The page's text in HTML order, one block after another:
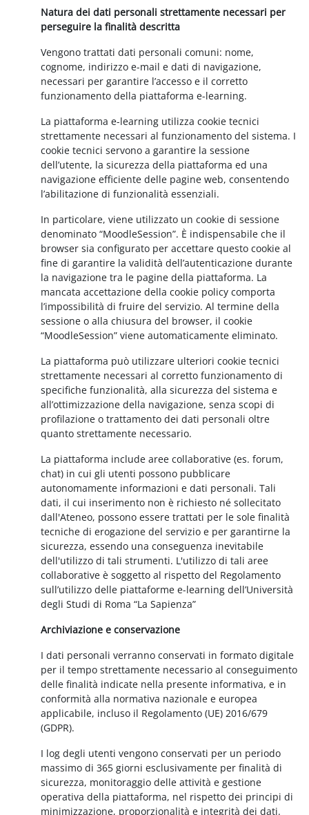
Natura dei dati personali strettamente necessari per
perseguire la finalità descritta
Vengono trattati dati personali comuni: nome,
cognome, indirizzo e-mail e dati di navigazione,
necessari per garantire l’accesso e il corretto
funzionamento della piattaforma e-learning.
La piattaforma e-learning utilizza cookie tecnici
strettamente necessari al funzionamento del sistema. I
cookie tecnici servono a garantire la sessione
dell’utente, la sicurezza della piattaforma ed una
navigazione efficiente delle pagine web, consentendo
l’abilitazione di funzionalità essenziali.
In particolare, viene utilizzato un cookie di sessione
denominato “MoodleSession”. È indispensabile che il
browser sia configurato per accettare questo cookie al
fine di garantire la validità dell’autenticazione durante
la navigazione tra le pagine della piattaforma. La
mancata accettazione della cookie policy comporta
l’impossibilità di fruire del servizio. Al termine della
sessione o alla chiusura del browser, il cookie
“MoodleSession” viene automaticamente eliminato.
La piattaforma può utilizzare ulteriori cookie tecnici
strettamente necessari al corretto funzionamento di
specifiche funzionalità, alla sicurezza del sistema e
all’ottimizzazione della navigazione, senza scopi di
profilazione o trattamento dei dati personali oltre
quanto strettamente necessario.
La piattaforma include aree collaborative (es. forum,
chat) in cui gli utenti possono pubblicare
autonomamente informazioni e dati personali. Tali
dati, il cui inserimento non è richiesto né sollecitato
dall'Ateneo, possono essere trattati per le sole finalità
tecniche di erogazione del servizio e per garantirne la
sicurezza, essendo una conseguenza inevitabile
dell'utilizzo di tali strumenti. L'utilizzo di tali aree
collaborative è soggetto al rispetto del Regolamento
sull’utilizzo delle piattaforme e-learning dell’Università
degli Studi di Roma “La Sapienza”
Archiviazione e conservazione
I dati personali verranno conservati in formato digitale
per il tempo strettamente necessario al conseguimento
delle finalità indicate nella presente informativa, e in
conformità alla normativa nazionale e europea
applicabile, incluso il Regolamento (UE) 2016/679
(GDPR).
I log degli utenti vengono conservati per un periodo
massimo di 365 giorni esclusivamente per finalità di
sicurezza, monitoraggio delle attività e gestione
operativa della piattaforma, nel rispetto dei principi di
minimizzazione, proporzionalità e integrità dei dati.